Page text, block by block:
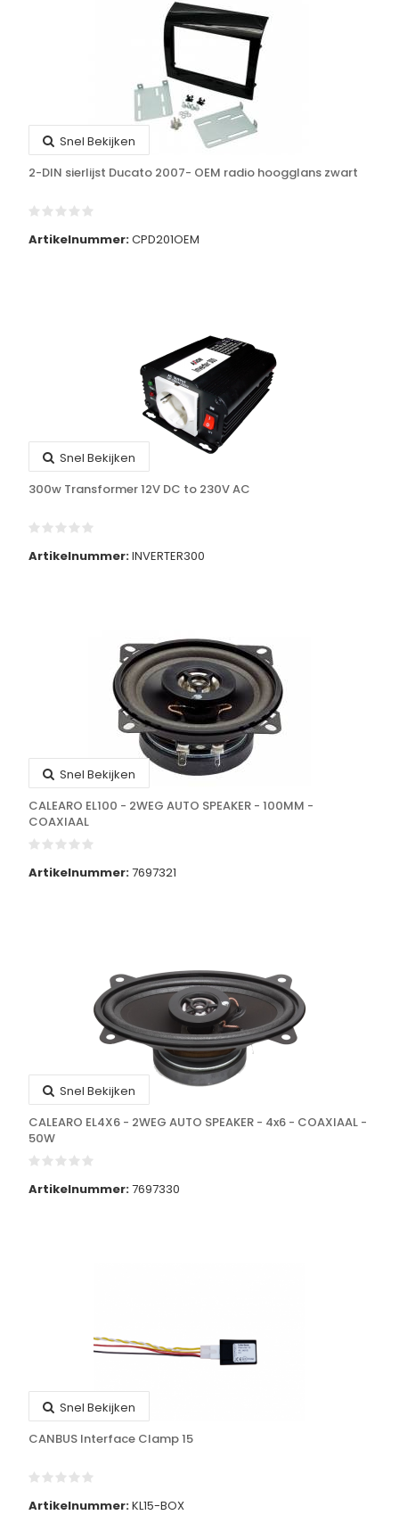
Snel Bekijken
2-DIN sierlijst Ducato 2007- OEM radio hoogglans zwart
Artikelnummer:CPD201OEM
Snel Bekijken
300w Transformer 12V DC to 230V AC
Artikelnummer:INVERTER300
Snel Bekijken
CALEARO EL100 - 2WEG AUTO SPEAKER - 100MM -
COAXIAAL
Artikelnummer:7697321
Snel Bekijken
CALEARO EL4X6 - 2WEG AUTO SPEAKER - 4x6 - COAXIAAL -
50W
Artikelnummer:7697330
Snel Bekijken
CANBUS Interface Clamp 15
Artikelnummer:KL15-BOX